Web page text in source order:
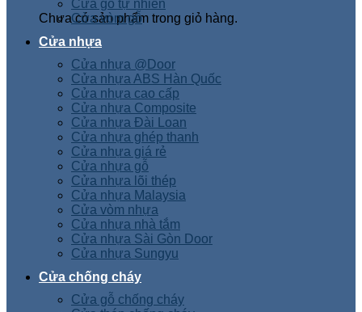
Chưa có sản phẩm trong giỏ hàng.
Cửa gỗ tự nhiên
Cửa vòm gỗ
Cửa nhựa
Cửa nhựa @Door
Cửa nhựa ABS Hàn Quốc
Cửa nhựa cao cấp
Cửa nhựa Composite
Cửa nhựa Đài Loan
Cửa nhựa ghép thanh
Cửa nhựa giá rẻ
Cửa nhựa gỗ
Cửa nhựa lõi thép
Cửa nhựa Malaysia
Cửa vòm nhựa
Cửa nhựa nhà tắm
Cửa nhựa Sài Gòn Door
Cửa nhựa Sungyu
Cửa chống cháy
Cửa gỗ chống cháy